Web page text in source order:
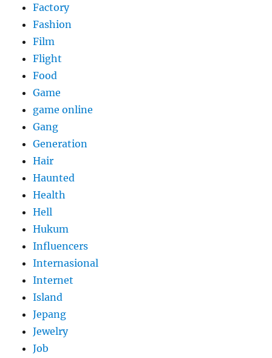
Factory
Fashion
Film
Flight
Food
Game
game online
Gang
Generation
Hair
Haunted
Health
Hell
Hukum
Influencers
Internasional
Internet
Island
Jepang
Jewelry
Job